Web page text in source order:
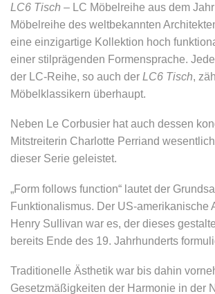
LC6 Tisch – LC Möbelreihe aus dem
Möbelreihe des weltbekannten
eine einzigartige Kollektion hoch
einer stilprägenden Formensprache.
der LC-Reihe, so auch der LC6 Tisch,
Möbelklassikern überhaupt.
Neben Le Corbusier hat auch dessen
Mitstreiterin Charlotte Perriand
dieser Serie geleistet.
„Form follows function“ lautet der
Funktionalismus. Der US-amerikanische
Henry Sullivan war es, der dieses
bereits Ende des 19. Jahrhunderts
Traditionelle Ästhetik war bis dahin
Gesetzmäßigkeiten der Harmonie in der